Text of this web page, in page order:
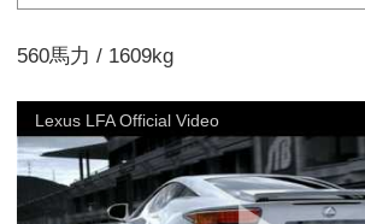
560馬力 / 1609kg
Lexus LFA Official Video